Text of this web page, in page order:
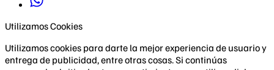
Utilizamos Cookies
Utilizamos cookies para darte la mejor experiencia de usuario y
entrega de publicidad, entre otras cosas. Si continúas